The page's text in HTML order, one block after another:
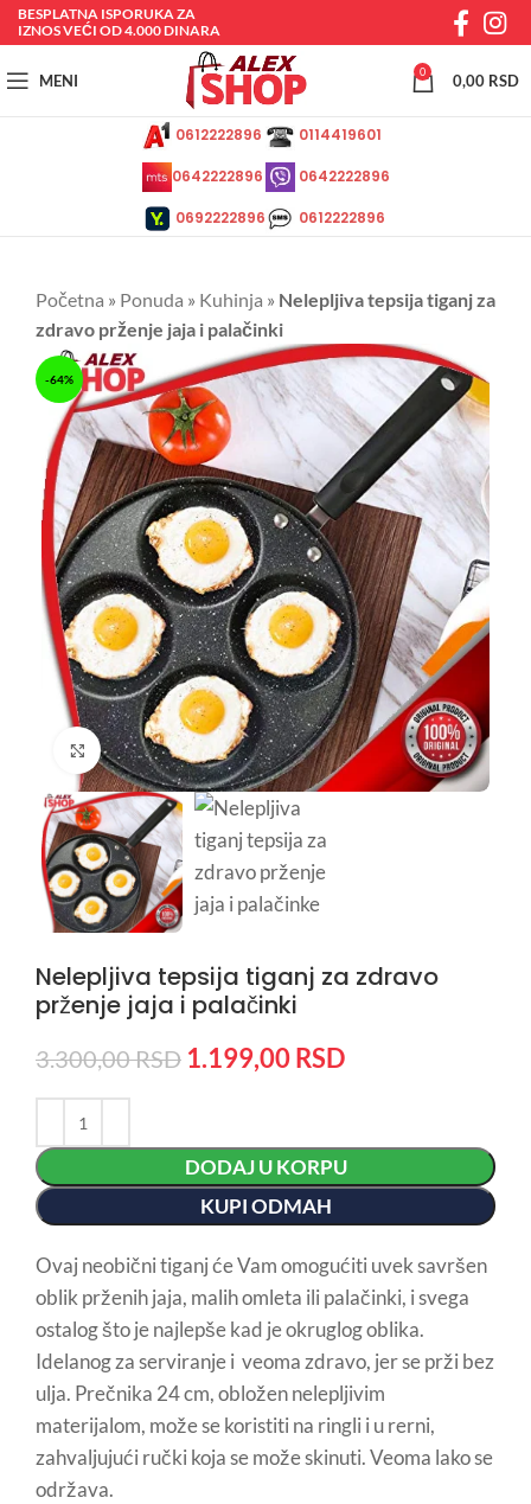
BESPLATNA ISPORUKA ZA
IZNOS VEĆI OD 4.000 DINARA
MENI 0 0,00 RSD
0612222896
0642222896
0692222896
0114419601
0642222896
0612222896
Početna » Ponuda » Kuhinja » Nelepljiva tepsija tiganj za
zdravo prženje jaja i palačinki
-64%
Kliknite da uvećate
Nelepljiva tepsija tiganj za zdravo
prženje jaja i palačinki
3.300,00RSD 1.199,00RSD
DODAJ U KORPU
KUPI ODMAH
Ovaj neobični tiganj će Vam omogućiti uvek savršen
oblik prženih jaja, malih omleta ili palačinki, i svega
ostalog što je najlepše kad je okruglog oblika.
Idelanog za serviranje i veoma zdravo, jer se prži bez
ulja. Prečnika 24 cm, obložen nelepljivim
materijalom, može se koristiti na ringli i u rerni,
zahvaljujući ručki koja se može skinuti. Veoma lako se
održava.